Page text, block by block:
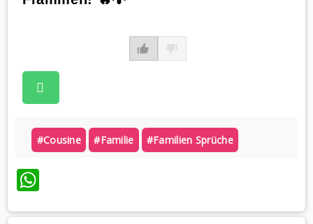
#cousine #familie #familien Sprüche
WhatsApp